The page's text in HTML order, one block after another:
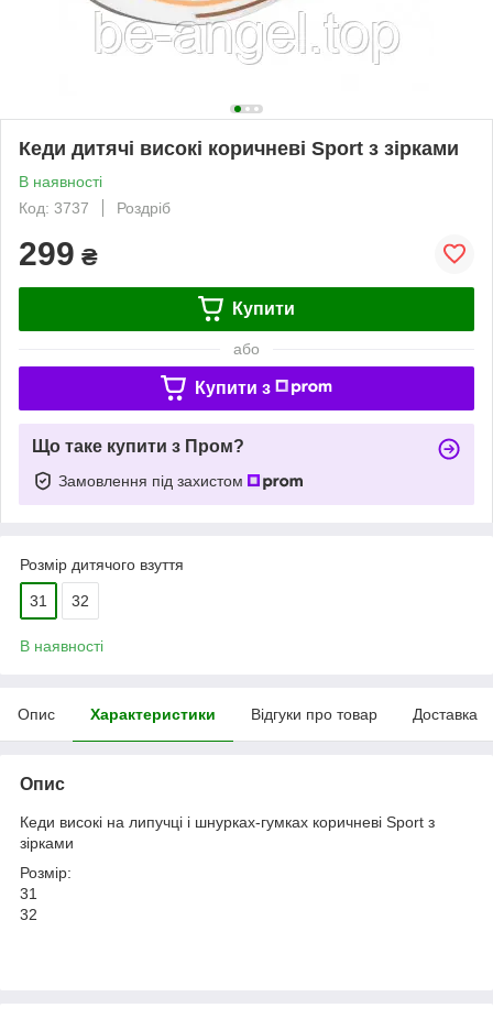
Кеди дитячі високі коричневі Sport з зірками
В наявності
Код: 3737
Роздріб
299 ₴
Купити
або
Купити з
Що таке купити з Пром?
Замовлення під захистом
Розмір дитячого взуття
31 32
В наявності
Опис Характеристики Відгуки про товар Доставка
Опис
Кеди високі на липучці і шнурках-гумках коричневі Sport з
зірками
Розмір:
31
32